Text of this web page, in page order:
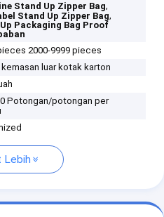
Stand Up Zipper Bag,
Stand Up Zipper Bag,
Packaging Bag Proof
2000-9999 pieces
luar kotak karton
Potongan/potongan per
Lebih